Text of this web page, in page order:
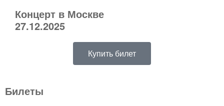
Концерт в Москве
27.12.2025
Купить билет
Билеты